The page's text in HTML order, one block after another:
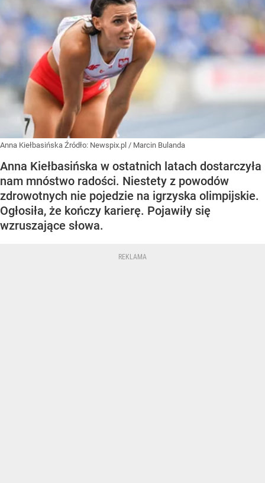
Anna Kiełbasińska Źródło: Newspix.pl / Marcin Bulanda
Anna Kiełbasińska w ostatnich latach dostarczyła
nam mnóstwo radości. Niestety z powodów
zdrowotnych nie pojedzie na igrzyska olimpijskie.
Ogłosiła, że kończy karierę. Pojawiły się
wzruszające słowa.